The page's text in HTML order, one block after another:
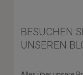
BESUCHEN
UNSEREN